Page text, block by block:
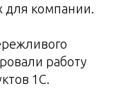
компании.
работу
1С.